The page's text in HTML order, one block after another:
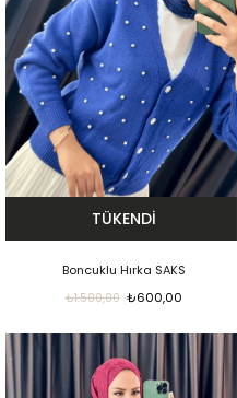
TÜKENDI
Boncuklu Hırka SAKS
₺600,00
₺1.500,00